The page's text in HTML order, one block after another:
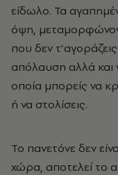
είδωλο. Τα
όψη,
που δεν
απόλαυση αλλά και
οποία μπορείς να
ή να στολίσεις.
Το πανετόνε δεν
χώρα, αποτελεί το